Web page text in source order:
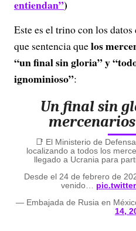
entiendan”)
Este es el trino con los
que sentencia quelos
“un final sin gloria” y
ignominioso”:
Un final sin
📑 El Ministerio de
localizando a todos los
llegado a Ucrania para
Desde el 24 de febrero de
venido…
— Embajada de Rusia en
14,